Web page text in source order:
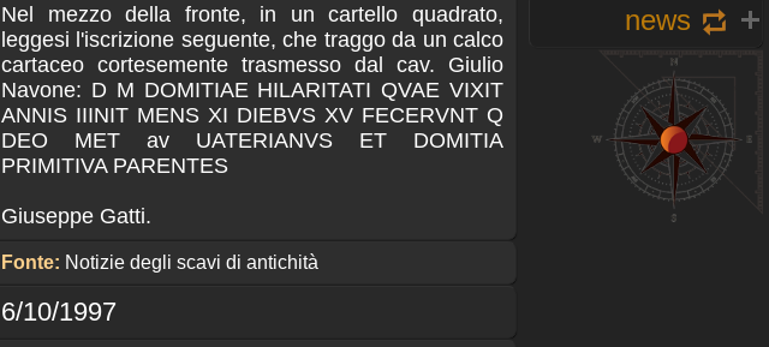
news
Nel mezzo della fronte, in un cartello quadrato,
leggesi l'iscrizione seguente, che traggo da un calco
cartaceo cortesemente trasmesso dal cav. Giulio
Navone: D M DOMITIAE HILARITATI QVAE VIXIT
ANNIS IIINIT MENS XI DIEBVS XV FECERVNT Q
DEO MET av UATERIANVS ET DOMITIA
PRIMITIVA PARENTES
Giuseppe Gatti.
Fonte: Notizie degli scavi di antichità
6/10/1997